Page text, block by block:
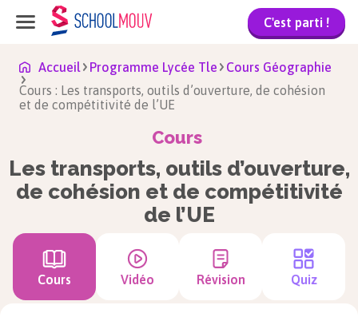
C'est parti !
Accueil Programme Lycée Tle
Cours Géographie
Cours : Les transports, outils d’ouverture, de cohésion
et de compétitivité de l’UE
Cours
Les transports, outils d’ouverture,
de cohésion et de compétitivité
de l’UE
Cours Vidéo Révision Quiz